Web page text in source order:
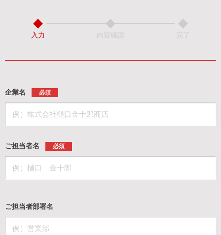
入力 内容確認 完了
企業名 必須
ご担当者名 必須
ご担当者部署名